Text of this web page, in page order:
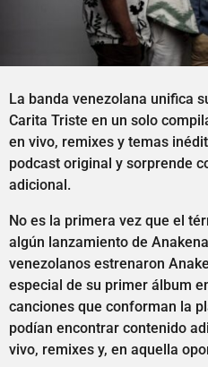
La banda venezolana unifica
Carita Triste en un solo
en vivo, remixes y temas
podcast original y sorprende
adicional.
No es la primera vez que el
algún lanzamiento de
venezolanos estrenaron
especial de su primer álbum
canciones que conforman la
podían encontrar contenido
vivo, remixes y, en aquella